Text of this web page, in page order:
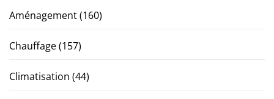
Aménagement(160)
Chauffage(157)
Climatisation (44)